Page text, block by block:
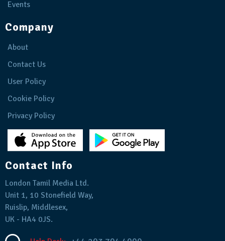
Events
Company
About
Contact Us
User Policy
Cookie Policy
Privacy Policy
Contact Info
London Tamil Media Ltd.
Unit 1, 10 Stonefield Way,
Ruislip, Middlesex,
UK - HA4 0JS.